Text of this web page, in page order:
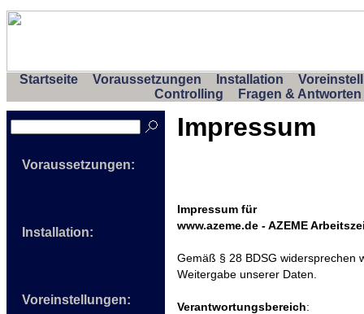
Startseite Voraussetzungen Installation
Controlling
Fragen & Antworten
Voraussetzungen:
Installation:
Voreinstellungen:
Impressum
Impressum für
www.azeme.de - AZEME
Gemäß § 28 BDSG widersprechen
Weitergabe unserer Daten.
Verantwortungsbereich: